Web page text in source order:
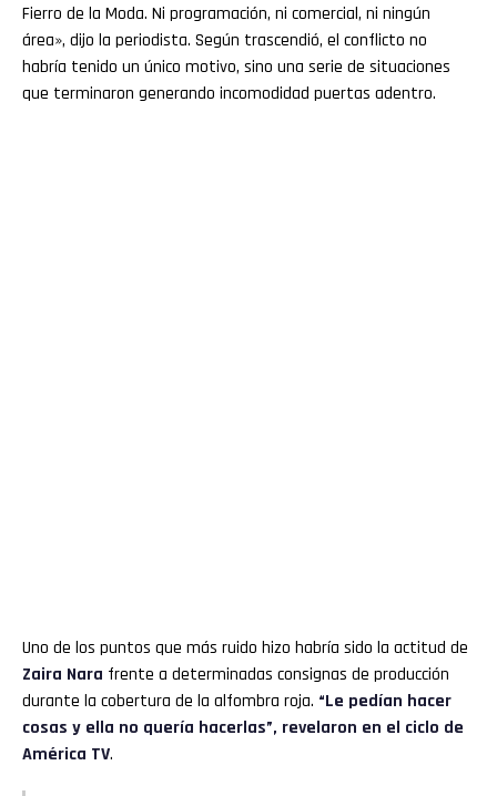
Fierro de la Moda. Ni programación, ni comercial, ni ningún
área», dijo la periodista. Según trascendió, el conflicto no
habría tenido un único motivo, sino una serie de situaciones
que terminaron generando incomodidad puertas adentro.
Uno de los puntos que más ruido hizo habría sido la actitud de
Zaira Nara frente a determinadas consignas de producción
durante la cobertura de la alfombra roja. “Le pedían hacer
cosas y ella no quería hacerlas”, revelaron en el ciclo de
América TV.